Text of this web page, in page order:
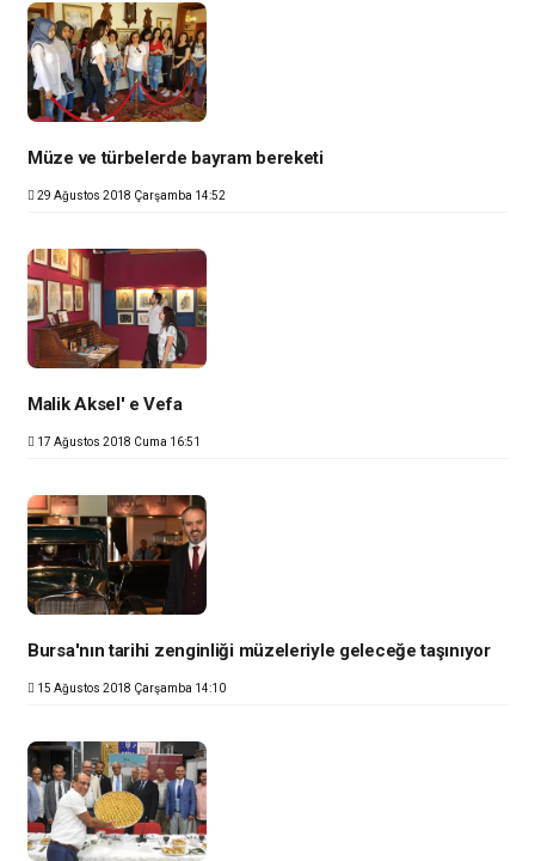
Müze ve türbelerde bayram bereketi
29 Ağustos 2018 Çarşamba 14:52
Malik Aksel' e Vefa
17 Ağustos 2018 Cuma 16:51
Bursa'nın tarihi zenginliği müzeleriyle geleceğe taşınıyor
15 Ağustos 2018 Çarşamba 14:10